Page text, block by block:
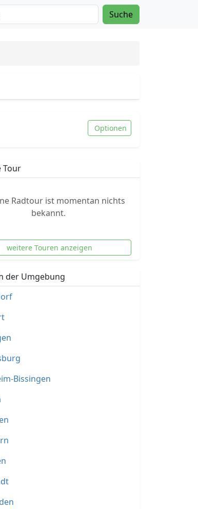
Suche
Optionen
Tour
Radtour ist momentan nichts
bekannt.
weitere Touren anzeigen
der Umgebung
Bissingen